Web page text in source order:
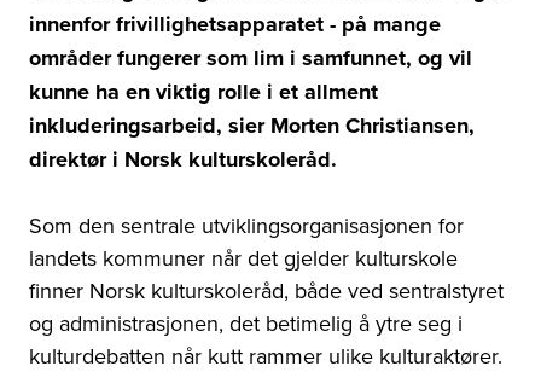
innenfor frivillighetsapparatet - på mange
områder fungerer som lim i samfunnet, og vil
kunne ha en viktig rolle i et allment
inkluderingsarbeid, sier Morten Christiansen,
direktør i Norsk kulturskoleråd.
Som den sentrale utviklingsorganisasjonen for
landets kommuner når det gjelder kulturskole
finner Norsk kulturskoleråd, både ved sentralstyret
og administrasjonen, det betimelig å ytre seg i
kulturdebatten når kutt rammer ulike kulturaktører.